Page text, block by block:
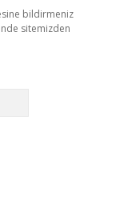
bildirmeniz
sitemizden